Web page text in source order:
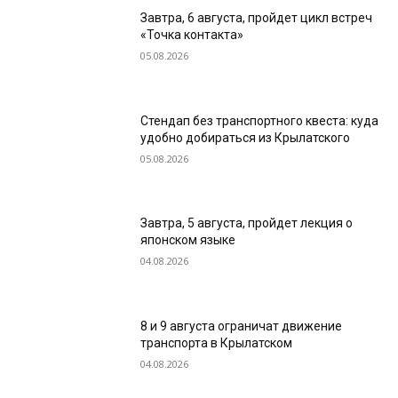
Завтра, 6 августа, пройдет цикл встреч
«Точка контакта»
05.08.2026
Стендап без транспортного квеста: куда
удобно добираться из Крылатского
05.08.2026
Завтра, 5 августа, пройдет лекция о
японском языке
04.08.2026
8 и 9 августа ограничат движение
транспорта в Крылатском
04.08.2026